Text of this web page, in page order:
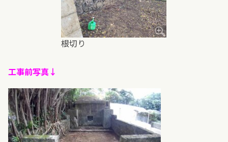
根切り
工事前写真↓